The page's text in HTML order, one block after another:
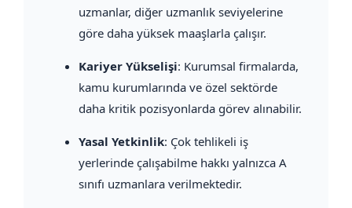
uzmanlar, diğer uzmanlık seviyelerine
göre daha yüksek maaşlarla çalışır.
Kariyer Yükselişi: Kurumsal firmalarda,
kamu kurumlarında ve özel sektörde
daha kritik pozisyonlarda görev alınabilir.
Yasal Yetkinlik: Çok tehlikeli iş
yerlerinde çalışabilme hakkı yalnızca A
sınıfı uzmanlara verilmektedir.